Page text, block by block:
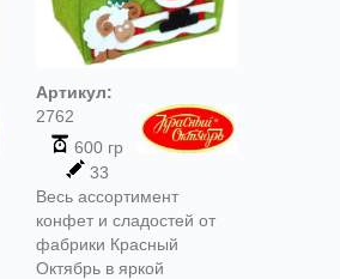
Артикул:
2762
600 гр
33
Весь ассортимент
конфет и сладостей от
фабрики Красный
Октябрь в яркой